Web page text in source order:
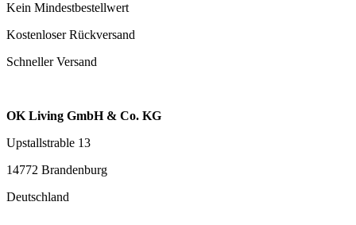
Kein Mindestbestellwert
Kostenloser Rückversand
Schneller Versand
OK Living GmbH & Co. KG
Upstallstrable 13
14772 Brandenburg
Deutschland